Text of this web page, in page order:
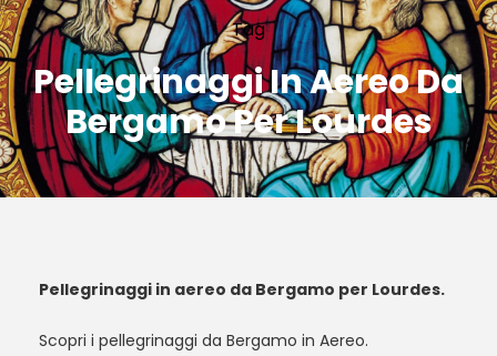
Tag
Pellegrinaggi In Aereo Da
Bergamo Per Lourdes
Pellegrinaggi in aereo da Bergamo per Lourdes.
Scopri i pellegrinaggi da Bergamo in Aereo.